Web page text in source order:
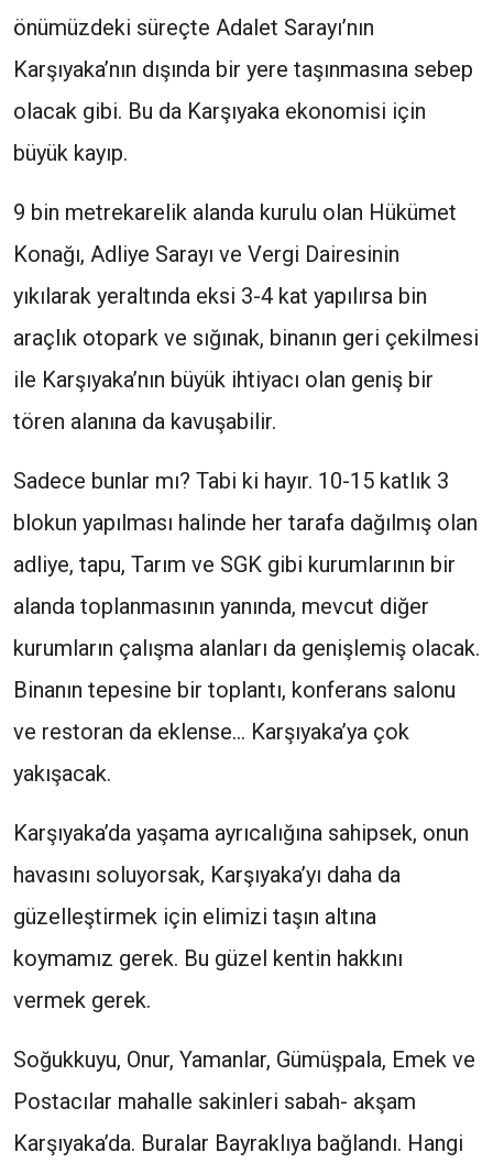
önümüzdeki süreçte Adalet Sarayı’nın
Karşıyaka’nın dışında bir yere taşınmasına sebep
olacak gibi. Bu da Karşıyaka ekonomisi için
büyük kayıp.
9 bin metrekarelik alanda kurulu olan Hükümet
Konağı, Adliye Sarayı ve Vergi Dairesinin
yıkılarak yeraltında eksi 3-4 kat yapılırsa bin
araçlık otopark ve sığınak, binanın geri çekilmesi
ile Karşıyaka’nın büyük ihtiyacı olan geniş bir
tören alanına da kavuşabilir.
Sadece bunlar mı? Tabi ki hayır. 10-15 katlık 3
blokun yapılması halinde her tarafa dağılmış olan
adliye, tapu, Tarım ve SGK gibi kurumlarının bir
alanda toplanmasının yanında, mevcut diğer
kurumların çalışma alanları da genişlemiş olacak.
Binanın tepesine bir toplantı, konferans salonu
ve restoran da eklense… Karşıyaka’ya çok
yakışacak.
Karşıyaka’da yaşama ayrıcalığına sahipsek, onun
havasını soluyorsak, Karşıyaka’yı daha da
güzelleştirmek için elimizi taşın altına
koymamız gerek. Bu güzel kentin hakkını
vermek gerek.
Soğukkuyu, Onur, Yamanlar, Gümüşpala, Emek ve
Postacılar mahalle sakinleri sabah- akşam
Karşıyaka’da. Buralar Bayraklıya bağlandı. Hangi